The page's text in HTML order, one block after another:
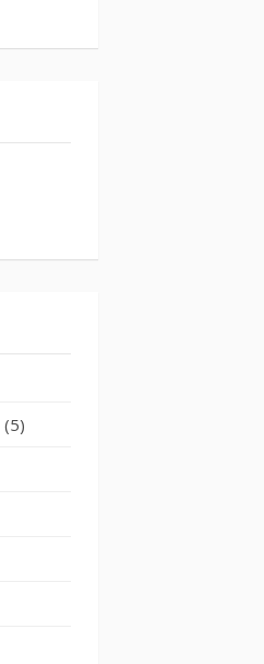
(5)